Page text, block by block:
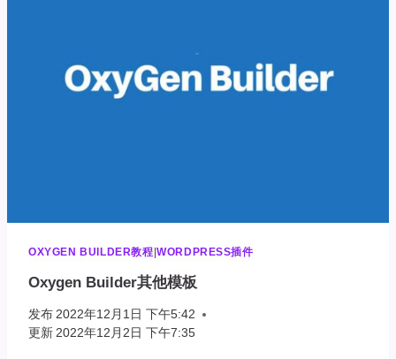
OXYGEN BUILDER教程|WORDPRESS插件
Oxygen Builder其他模板
发布 2022年12月1日 下午5:42
更新 2022年12月2日 下午7:35